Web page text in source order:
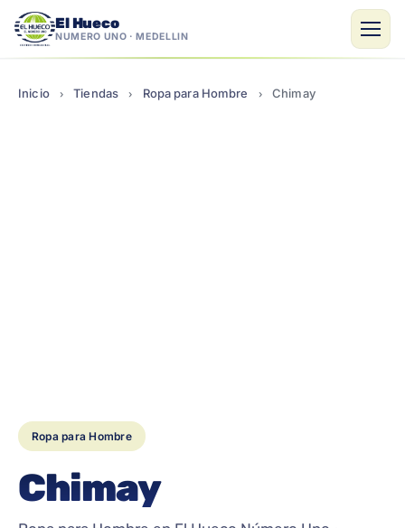
El Hueco
NÚMERO UNO · MEDELLÍN
Inicio › Tiendas › Ropa para Hombre › Chimay
Ropa para Hombre
Chimay